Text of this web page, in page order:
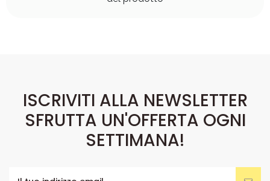
ISCRIVITI ALLA NEWSLETTER
SFRUTTA UN'OFFERTA OGNI
SETTIMANA!